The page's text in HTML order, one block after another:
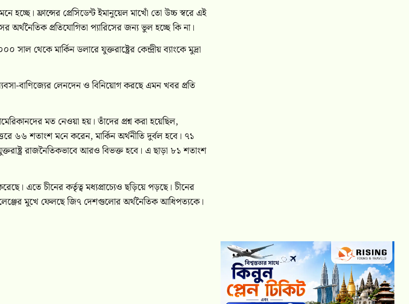
হচ্ছে। ফ্রান্সের প্রেসিডেন্ট ইমানুয়েল মাখোঁ তো উচ্চ স্বরে এই
অর্থনৈতিক প্রতিযোগিতা প্যারিসের জন্য ভুল হচ্ছে কি না।
থেকে মার্কিন ডলারে যুক্তরাষ্ট্রের কেন্দ্রীয় ব্যাংকে মুদ্রা
বাণিজ্যের লেনদেন ও বিনিয়োগ করছে এমন খবর প্রতি
মত নেওয়া হয়। তাঁদের প্রশ্ন করা হয়েছিল,
৬৬ শতাংশ মনে করেন, মার্কিন অর্থনীতি দুর্বল হবে। ৭১
রাজনৈতিকভাবে আরও বিভক্ত হবে। এ ছাড়া ৮১ শতাংশ
এতে চীনের কর্তৃত্ব মধ্যপ্রাচ্যেও ছড়িয়ে পড়ছে। চীনের
মুখে ফেলছে জি৭ দেশগুলোর অর্থনৈতিক আধিপত্যকে।